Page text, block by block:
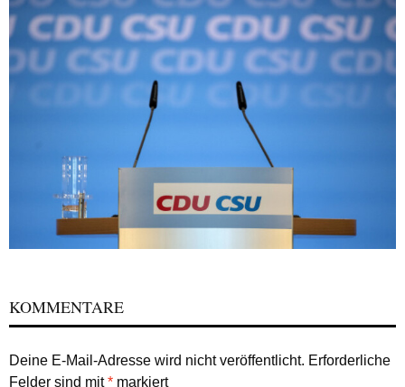
KOMMENTARE
Deine E-Mail-Adresse wird nicht veröffentlicht. Erforderliche
Felder sind mit* markiert